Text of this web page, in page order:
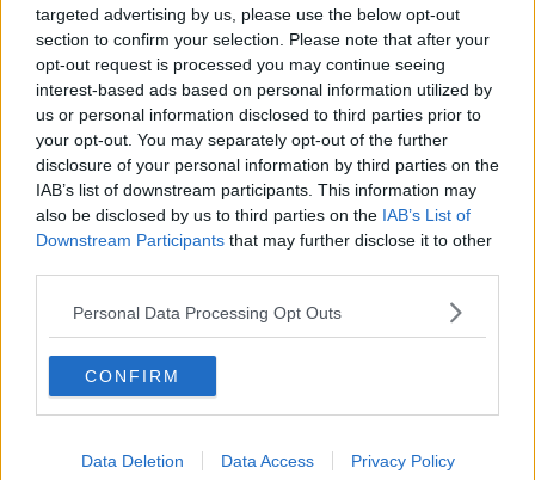
targeted advertising by us, please use the below opt-out
section to confirm your selection. Please note that after your
opt-out request is processed you may continue seeing
interest-based ads based on personal information utilized by
us or personal information disclosed to third parties prior to
your opt-out. You may separately opt-out of the further
disclosure of your personal information by third parties on the
IAB’s list of downstream participants. This information may
also be disclosed by us to third parties on the IAB’s List of
Downstream Participants that may further disclose it to other
Personal Data Processing Opt Outs
CONFIRM
Data Deletion Data Access Privacy Policy
Monte San Savino.
“Gentile Ministro – scrive infatti l’assessore Ciuoffo - in riferimento
alla realizzazione degli interventi previsti dal Piano Nazionale
Banda Ultralarga, vogliamo sottoporre alla vostra attenzione le
criticità causate dal mancato rilascio delle autorizzazioni necessarie
da parte di Autostrade per l’Italia e del Ministero delle infrastrutture
e della mobilità sostenibili, impedimenti che si protraggono da quasi
due anni”.
Secondo l’assessore regionale, “la necessità di copertura in banda
ultralarga in tutto il territorio nazionale è diventata ancor più
evidente, a seguito dell'emergenza da COVID-19 e delle restrizioni
che l’intera popolazione ha dovuto affrontare con il lockdown. Le
misure di isolamento, losmart working, la didattica a distanza
Il problema riguarda non soltanto i circa 21.000 abitanti nei tre